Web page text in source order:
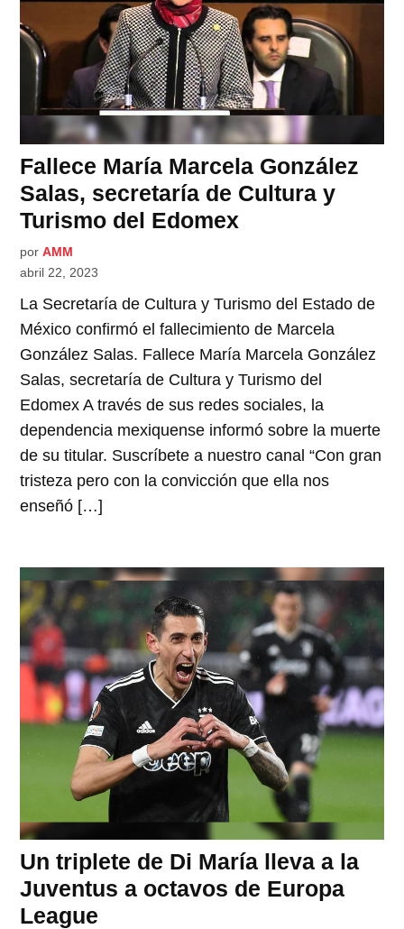
Fallece María Marcela González
Salas, secretaría de Cultura y
Turismo del Edomex
por AMM
abril 22, 2023
La Secretaría de Cultura y Turismo del Estado de
México confirmó el fallecimiento de Marcela
González Salas. Fallece María Marcela González
Salas, secretaría de Cultura y Turismo del
Edomex A través de sus redes sociales, la
dependencia mexiquense informó sobre la muerte
de su titular. Suscríbete a nuestro canal “Con gran
tristeza pero con la convicción que ella nos
enseñó […]
Un triplete de Di María lleva a la
Juventus a octavos de Europa
League